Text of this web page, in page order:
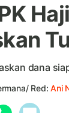
dana
Red:Ani